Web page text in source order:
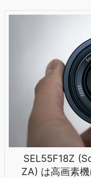
SEL55F18Z
ZA) は高画素